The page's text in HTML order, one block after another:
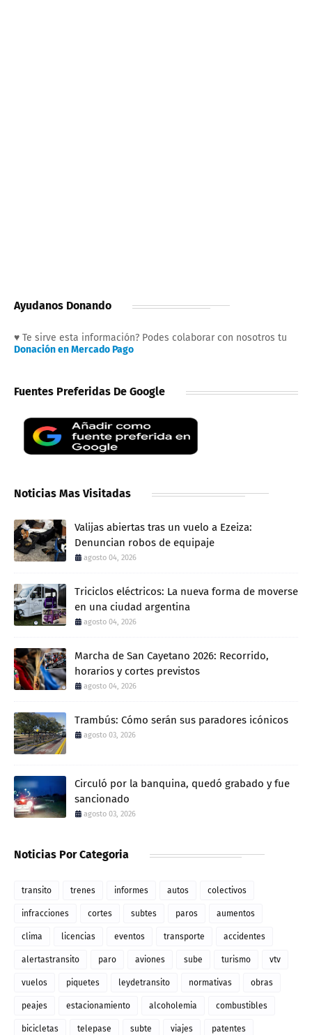
Ayudanos Donando
♥ Te sirve esta información? Podes colaborar con nosotros tu
Donación en Mercado Pago
Fuentes Preferidas De Google
Noticias Mas Visitadas
Valijas abiertas tras un vuelo a Ezeiza:
Denuncian robos de equipaje
agosto 04, 2026
Triciclos eléctricos: La nueva forma de moverse
en una ciudad argentina
agosto 04, 2026
Marcha de San Cayetano 2026: Recorrido,
horarios y cortes previstos
agosto 04, 2026
Trambús: Cómo serán sus paradores icónicos
agosto 03, 2026
Circuló por la banquina, quedó grabado y fue
sancionado
agosto 03, 2026
Noticias Por Categoria
transito trenes informes autos colectivos
infracciones cortes subtes paros aumentos
clima licencias eventos transporte accidentes
alertastransito paro aviones sube turismo vtv
vuelos piquetes leydetransito normativas obras
peajes estacionamiento alcoholemia combustibles
bicicletas telepase subte viajes patentes